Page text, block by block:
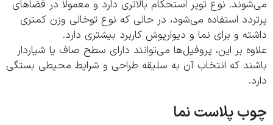
نوع توپر استحکام بالاتری دارد و معمولاً در فضاهای
استفاده می‌شود، در حالی که نوع توخالی وزن کمتری
و برای نما و دیوارپوش کاربرد بیشتری دارد.
بر این، پروفیل‌ها می‌توانند دارای سطح صاف یا شیاردار
که انتخاب آن به سلیقه طراحی و شرایط محیطی بستگی
پلاست نما